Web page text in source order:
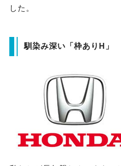
した。
馴染み深い「枠ありH 」